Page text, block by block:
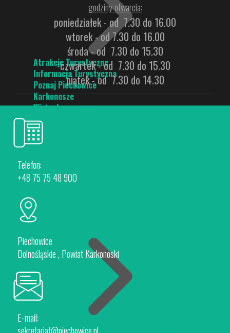
Atrakcje Turystyczne
Informacja Turystyczna
Poznaj Piechowice
Karkonosze
Wirtualny spacer
Piechowice
Rokytnice nad Jizerou
Oferta Inwestycyjna
godziny otwarcia:
poniedziałek - od 7.30 do 16.00
wtorek - od 7.30 do 16.00
środa - od 7.30 do 15.30
czwartek - od 7.30 do 15.30
piątek - od 7.30 do 14.30
Telefon:
+48 75 75 48 900
Piechowice
Dolnośląskie , Powiat Karkonoski
E-mail: